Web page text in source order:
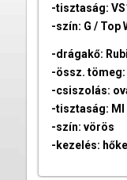
-tisztaság:
-szín: G / Top
-drágakő:
-össz. tömeg:
-csiszolás:
-tisztaság: MI
-szín: vörös
-kezelés: